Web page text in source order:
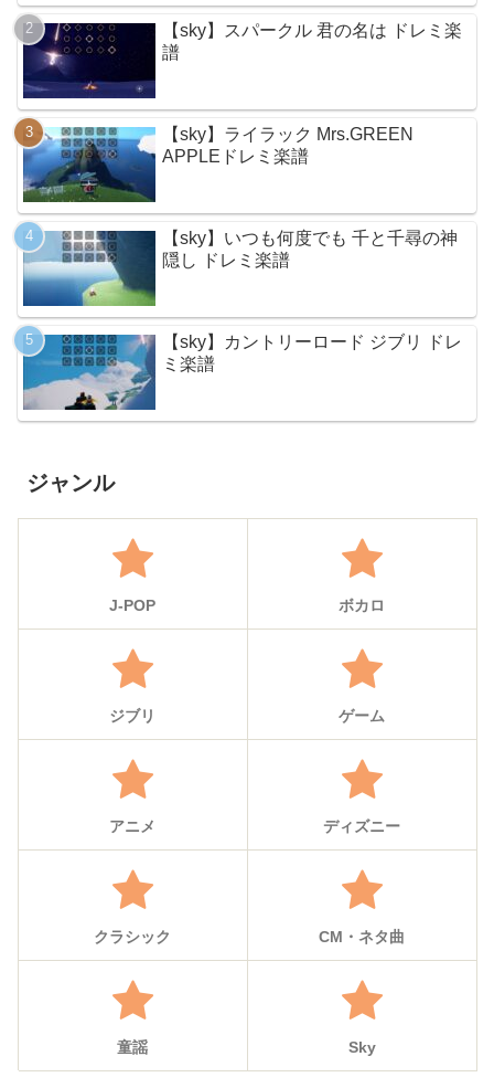
【sky】スパークル 君の名は ドレミ楽
譜
【sky】ライラック Mrs.GREEN
APPLEドレミ楽譜
【sky】いつも何度でも 千と千尋の神
隠し ドレミ楽譜
【sky】カントリーロード ジブリ ドレ
ミ楽譜
ジャンル
J-POP ボカロ
ジブリ ゲーム
アニメ ディズニー
クラシック CM・ネタ曲
童謡 Sky